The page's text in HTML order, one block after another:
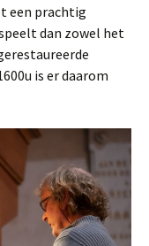
een prachtig
dan zowel het
is er daarom